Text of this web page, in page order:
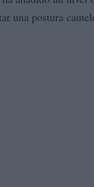
una postura